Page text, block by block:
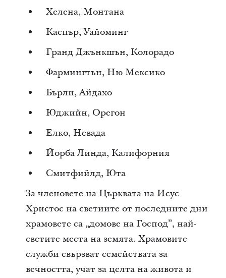
Хелена, Монтана
Каспър, Уайоминг
Гранд Джънкшън, Колорадо
Фармингтън, Ню Мексико
Бърли, Айдахо
Юджийн, Орегон
Елко, Невада
Йорба Линда, Калифорния
Смитфийлд, Юта
За членовете на Църквата на Исус
Христос на светиите от последните дни
храмовете са „домове на Господ”, най-
светите места на земята. Храмовите
служби свързват семействата за
вечността, учат за целта на живота и